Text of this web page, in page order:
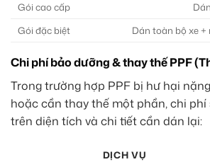
Gói cao cấp
Gói đặc biệt
Dán toàn bộ xe
Chi phí bảo dưỡng & thay thế PPF
Trong trường hợp PPF bị hư hại
hoặc cần thay thế một phần, chi
trên diện tích và chi tiết cần dán lại:
DỊCH VỤ